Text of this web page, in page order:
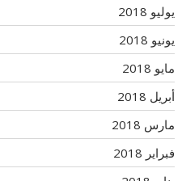
يوليو 2018
يونيو 2018
مايو 2018
أبريل 2018
مارس 2018
فبراير 2018